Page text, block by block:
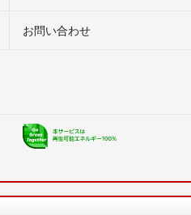
お問い合わせ